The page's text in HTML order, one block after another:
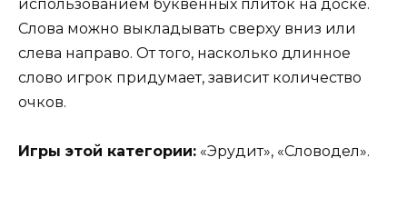
использованием буквенных плиток на доске.
Слова можно выкладывать сверху вниз или
слева направо. От того, насколько длинное
слово игрок придумает, зависит количество
очков.
Игры этой категории: «Эрудит», «Словодел».